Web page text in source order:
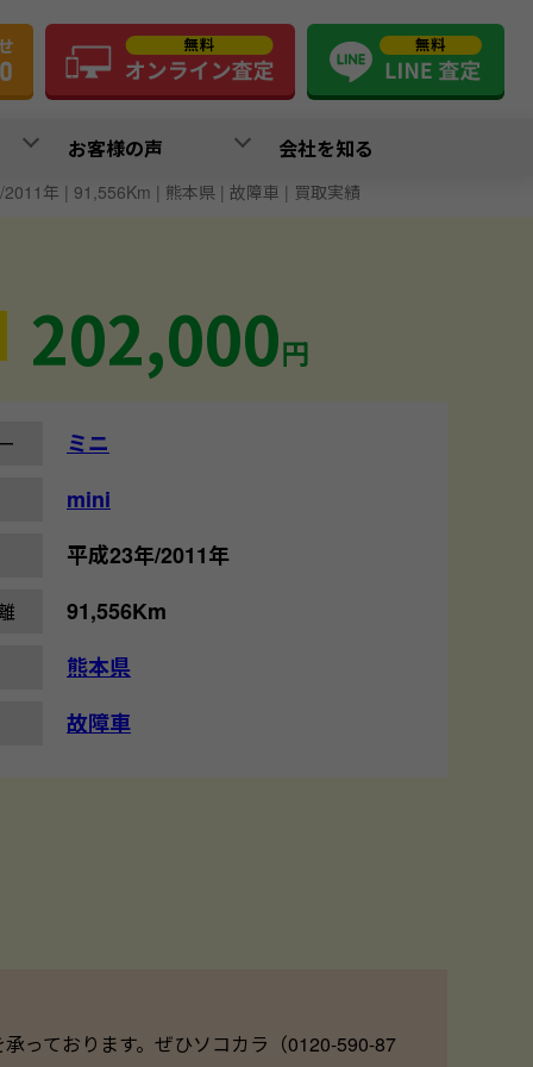
お客様の声 会社を知る
年 | 91,556Km | 熊本県 | 故障車 | 買取実績
202,000円
ミニ
mini
平成23年/2011年
91,556Km
熊本県
故障車
っております。ぜひソコカラ（0120-590-87